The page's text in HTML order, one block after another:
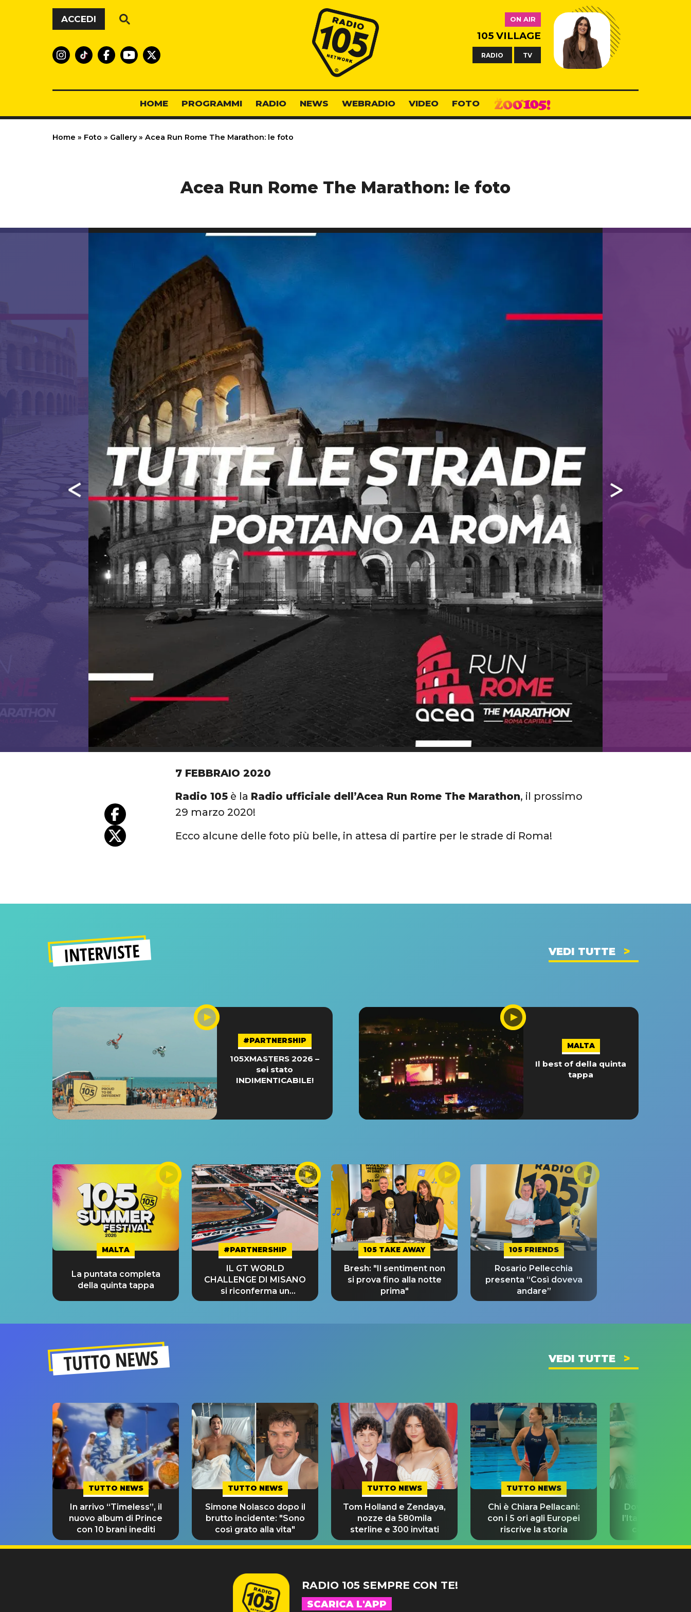
Vai al contenuto
ACCEDI
Radio 105
ON AIR
105 VILLAGE
RADIO TV
HOME PROGRAMMI RADIO NEWS WEBRADIO VIDEO FOTO
Home » Foto » Gallery » Acea Run Rome The Marathon: le foto
Acea Run Rome The Marathon: le foto
7 FEBBRAIO 2020
Radio 105 è la Radio ufficiale dell’Acea Run Rome The Marathon, il prossimo
29 marzo 2020!
Ecco alcune delle foto più belle, in attesa di partire per le strade di Roma!
INTERVISTE VEDI TUTTE
#PARTNERSHIP
105XMASTERS 2026 –
sei stato
INDIMENTICABILE!
MALTA
Il best of della quinta
tappa
MALTA
La puntata completa
della quinta tappa
#PARTNERSHIP
IL GT WORLD
CHALLENGE DI MISANO
si riconferma un
GRANDE SUCCESSO!
105 TAKE AWAY
Bresh: "Il sentiment non
si prova fino alla notte
prima"
105 FRIENDS
Rosario Pellecchia
presenta “Così doveva
andare”
TUTTO NEWS VEDI TUTTE
TUTTO NEWS
In arrivo “Timeless”, il
nuovo album di Prince
con 10 brani inediti
TUTTO NEWS
Simone Nolasco dopo il
brutto incidente: "Sono
così grato alla vita"
TUTTO NEWS
Tom Holland e Zendaya,
nozze da 580mila
sterline e 300 invitati
TUTTO NEWS
Chi è Chiara Pellacani:
con i 5 ori agli Europei
riscrive la storia
Dove Cameron
l’Italia prima
con Damiano
RADIO 105 SEMPRE CON TE!
SCARICA L'APP